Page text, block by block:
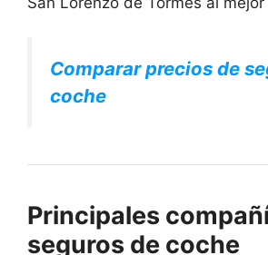
Comparar precios de
coche
Principales
seguros de coche